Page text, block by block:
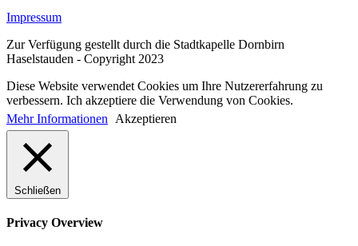
Impressum
Zur Verfügung gestellt durch die Stadtkapelle Dornbirn
Haselstauden - Copyright 2023
Diese Website verwendet Cookies um Ihre Nutzererfahrung zu
verbessern. Ich akzeptiere die Verwendung von Cookies.
Mehr Informationen
Akzeptieren
Schließen
Privacy Overview